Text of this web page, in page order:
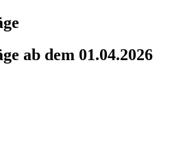
ab dem 01.04.2026